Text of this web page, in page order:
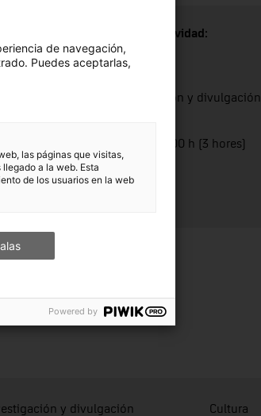
de la
y del
4x4.
Facultad
medidas
Tipo de actividad:
Debate
Investigación y divulgación
D'11.00 a 14.00 h (3 hores)
y divulgación Cultura
de navegación,
Puedes aceptarlas,
las páginas que visitas,
a la web. Esta
de los usuarios en la web
Powered by